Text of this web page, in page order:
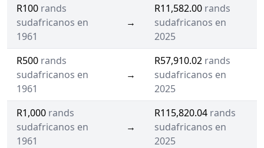
R100 rands
sudafricanos en
1961
→
R11,582.00 rands
sudafricanos en
2025
R500 rands
sudafricanos en
1961
→
R57,910.02 rands
sudafricanos en
2025
R1,000 rands
sudafricanos en
1961
→
R115,820.04 rands
sudafricanos en
2025